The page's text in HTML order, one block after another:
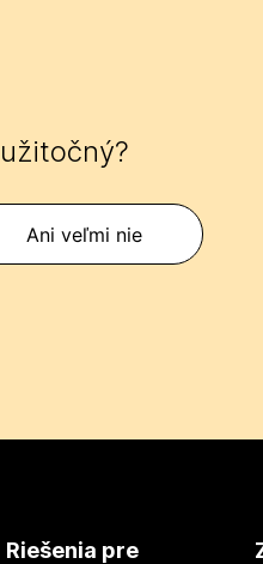
Ani veľmi nie
Riešenia pre